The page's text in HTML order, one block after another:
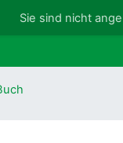
Sie sind nicht